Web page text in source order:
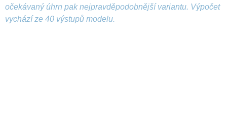
očekávaný úhrn pak nejpravděpodobnější variantu. Výpočet
vychází ze 40 výstupů modelu.